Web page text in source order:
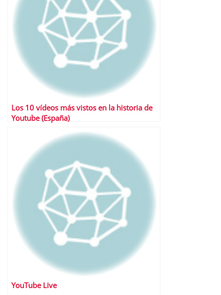
Los 10 vídeos más vistos en la historia de
Youtube (España)
YouTube Live